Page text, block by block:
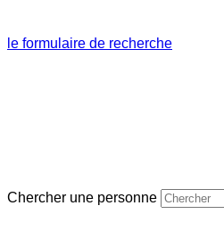
le formulaire de recherche
Chercher une personne